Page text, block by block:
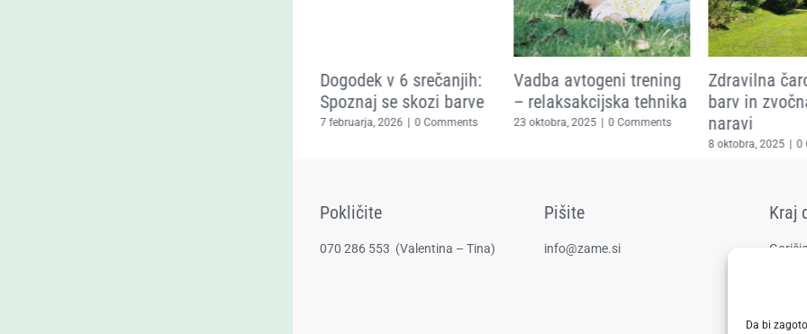
Da bi
Dogodek v 6 srečanjih:
Spoznaj se skozi barve
7 februarja, 2026 0 Comments
Vadba avtogeni trening
– relaksakcijska tehnika
23 oktobra, 2025 0 Comments
Zdravilna
barv in
naravi
8 oktobra, 2025 0
Pokličite
070 286 553 (​Valentina – Tina)
Pišite
info@zame.si
Kraj